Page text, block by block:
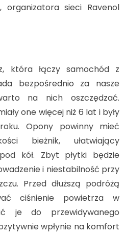
organizatora sieci Ravenol
która łączy samochód z
bezpośrednio za nasze
na nich oszczędzać.
one więcej niż 6 lat i były
Opony powinny mieć
bieżnik, ułatwiający
kół. Zbyt płytki będzie
i niestabilność przy
Przed dłuższą podróżą
ciśnienie powietrza w
je do przewidywanego
wpłynie na komfort